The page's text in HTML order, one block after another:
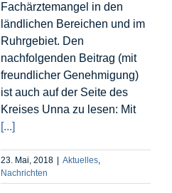
Fachärztemangel in den
ländlichen Bereichen und im
Ruhrgebiet. Den
nachfolgenden Beitrag (mit
freundlicher Genehmigung)
ist auch auf der Seite des
Kreises Unna zu lesen: Mit
[...]
23. Mai, 2018 Aktuelles,
Nachrichten